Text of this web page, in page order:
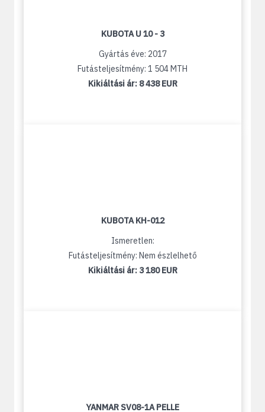
KUBOTA U 10 - 3
Gyártás éve: 2017
Futásteljesítmény: 1 504 MTH
Kikiáltási ár: 8 438 EUR
KUBOTA KH-012
Ismeretlen:
Futásteljesítmény: Nem észlelhető
Kikiáltási ár: 3 180 EUR
YANMAR SV08-1A PELLE